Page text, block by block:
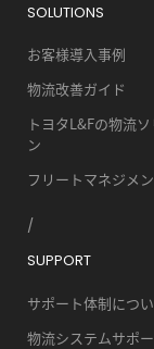
SOLUTIONS
お客様導入事例
物流改善ガイド
トヨタL&Fの物流
ン
フリートマネジメ
SUPPORT
サポート体制につ
物流システムサポ